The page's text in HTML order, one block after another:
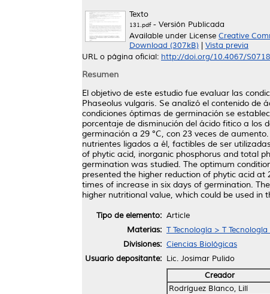
Texto
131.pdf- Versión Publicada
Available under License Creative
Download (307kB)
Vista previa
URL o página oficial: http://doi.org/10.4067/
Resumen
El objetivo de este estudio fue evaluar las
Phaseolus vulgaris. Se analizó el contenido
condiciones óptimas de germinación se
porcentaje de disminución del ácido fitico a los
germinación a 29 °C, con 23 veces de
nutrientes ligados a él, factibles de ser
of phytic acid, inorganic phosphorus and total
germination was studied. The optimum
presented the higher reduction of phytic acid
times of increase in six days of germination.
higher nutritional value, which could be used
Tipo de elemento: Article
Materias: T Tecnología > T
Divisiones: Ciencias Biológicas
Usuario depositante: Lic. Josimar Pulido
Creador
Rodríguez Blanco, Lilí